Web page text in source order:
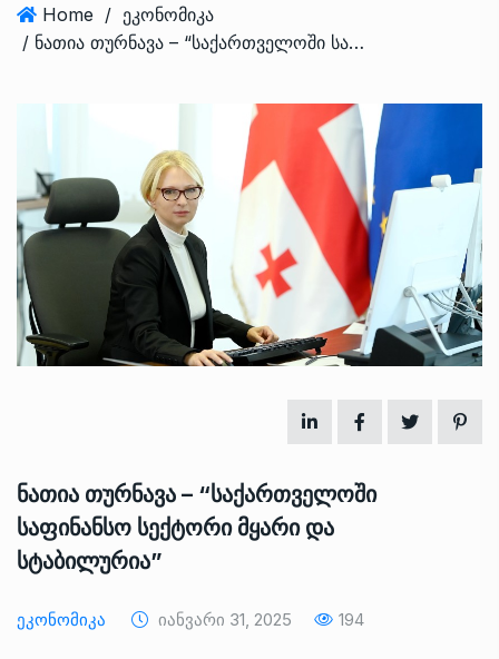
Home / ეკონომიკა
/ ნათია თურნავა – “საქართველოში საფინანსო სექტორი მყარი და სტაბილურია”
ნათია თურნავა – “საქართველოში
საფინანსო სექტორი მყარი და
სტაბილურია”
Ეკონომიკა Იანვარი 31, 2025 194